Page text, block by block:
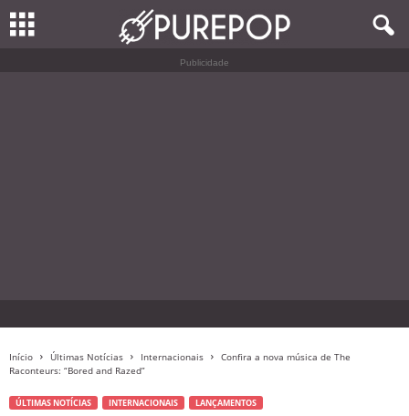
Publicidade
Início Últimas Notícias Internacionais
Confira a nova música de The
Raconteurs: “Bored and Razed”
ÚLTIMAS NOTÍCIAS INTERNACIONAIS LANÇAMENTOS